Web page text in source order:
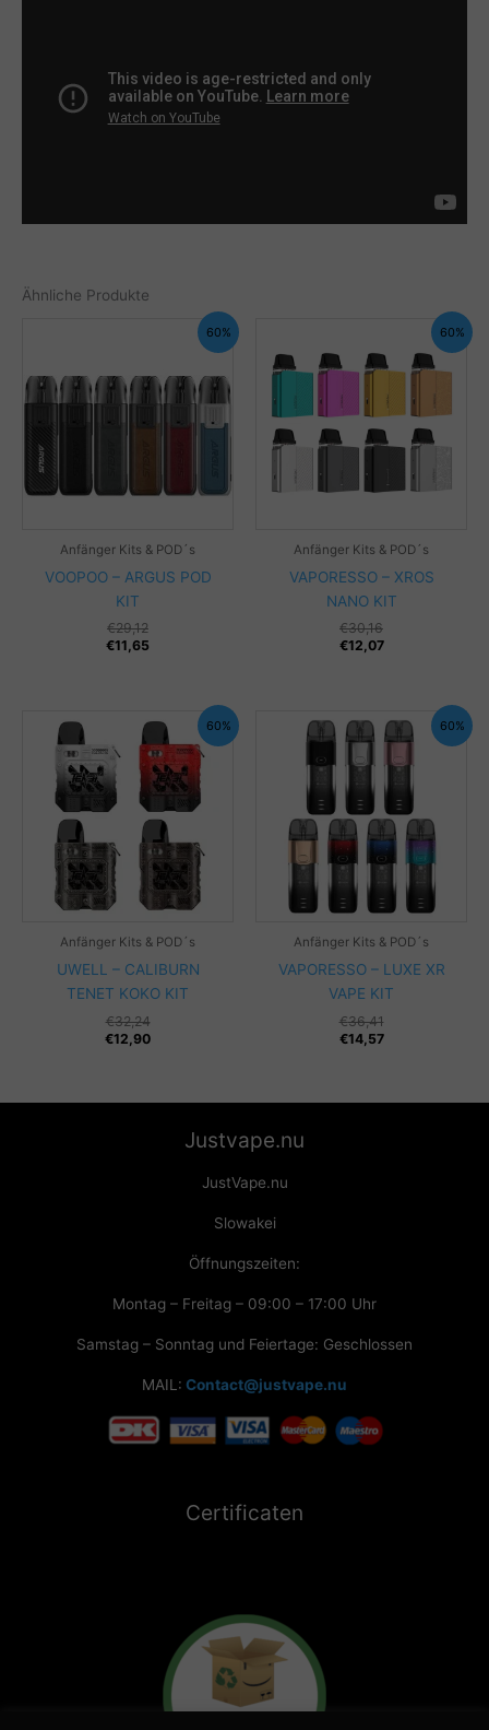
Ähnliche Produkte
60%
Anfänger Kits & POD´s
VOOPOO – ARGUS POD
KIT
€29,12
€11,65
60%
Anfänger Kits & POD´s
VAPORESSO – XROS
NANO KIT
€30,16
€12,07
60%
Anfänger Kits & POD´s
UWELL – CALIBURN
TENET KOKO KIT
€32,24
€12,90
60%
Anfänger Kits & POD´s
VAPORESSO – LUXE XR
VAPE KIT
€36,41
€14,57
Justvape.nu
JustVape.nu
Slowakei
Öffnungszeiten:
Montag – Freitag – 09:00 – 17:00 Uhr
Samstag – Sonntag und Feiertage: Geschlossen
MAIL: Contact@justvape.nu
Certificaten